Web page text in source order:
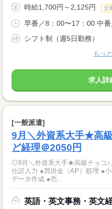
時給1,700円～2,125円 交
早番／8：00〜17：00 中番
シフト制（週5日勤務）
もっ
求人詳
[一般派遣]
9月＼外資系大手★高
ど経理＠2050円
◎9月＼外資系大手★高級チョコ♪
仕訳入力 ●買掛金（AP）処理 ●
データ作成 ●売...
英語・英文事務・英文